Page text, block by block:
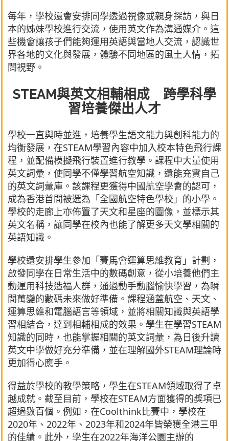
每年，學校還會安排同學透過視像或親身探訪，與日
本的姊妹學校進行交流，使用英文作為溝通媒介。這
些機會讓孩子們能夠運用英語與當地人交流，認識世
界各地的文化與發展，體驗不同地區的風土人情，拓
闊視野。
STEAM與英文相輔相成 跨學科學
習培養傑出人才
學校一直與時並進，培養學生語文能力與創科能力的
均衡發展，在STEAM學習內容中加入校本特色飛行課
程，並配備模擬飛行裝置進行教學。課程中大量使用
英文詞彙，使同學不僅學習航空知識，還能充實自己
的英文詞彙庫。該課程更獲得中國航空學會的認可，
成為香港首間被選為「全國航空特色學校」的小學。
學校的走廊上亦佈置了天文和星座的圖像，並標示其
英文名稱，讓同學在校內也能了解更多天文學相關的
英語知識。
學校還安排學生參加「賽馬會運算思維教育」計劃，
啟發同學在日常生活中的數碼創意，從小培養他們主
動運用科技造福人群，通過動手動腦愉快學習，為瞬
間萬變的數碼未來做好準備。課程涵蓋航空、天文、
運算思維和電腦語言等領域，並將相關知識與英語學
習相結合，達到相輔相成的效果。學生在學習STEAM
知識的同時，也能掌握相關的英文詞彙，為日後升讀
英文中學做好充分準備，並在理解國外STEAM理論時
更加得心應手。
得益於學校的教學策略，學生在STEAM領域取得了卓
越成就。截至目前，學校在STEAM方面獲得的獎項已
超過數百個。例如，在Coolthink比賽中，學校在
2020年、2022年、2023年和2024年皆榮獲全港三甲
的佳績。此外，學生在2022年海洋公園主辦的